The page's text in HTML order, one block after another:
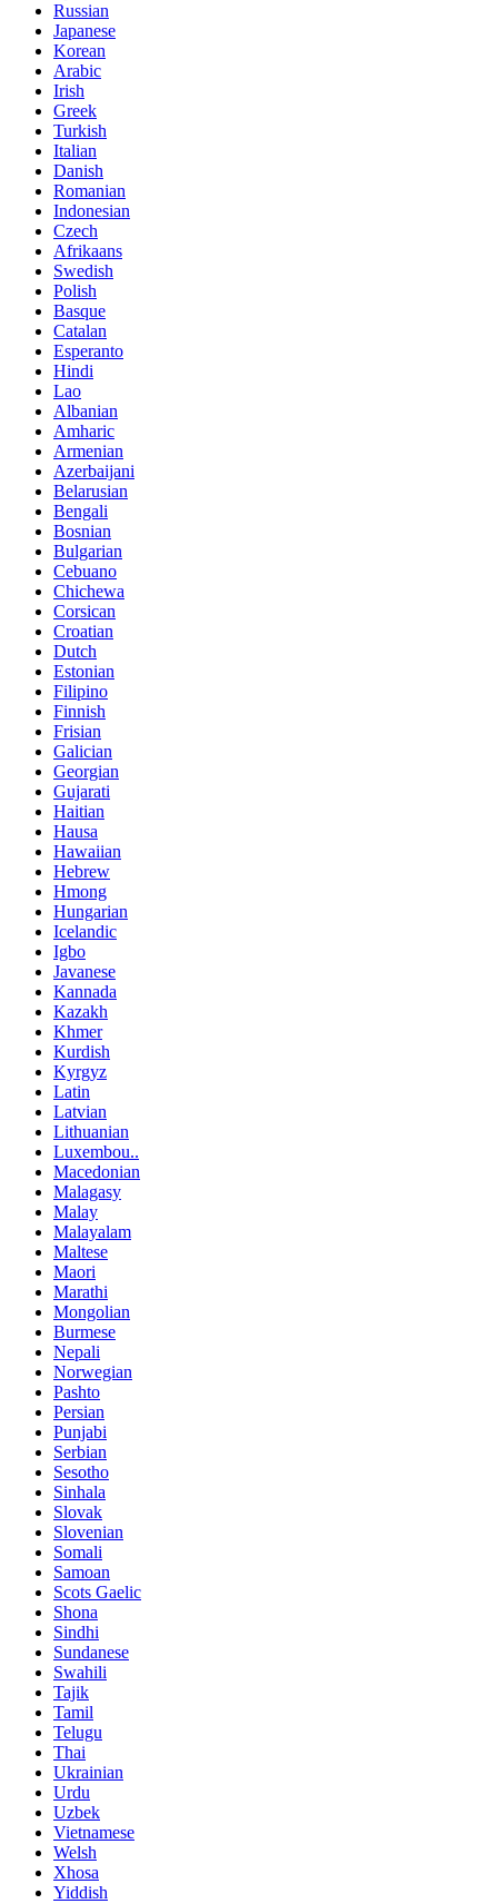
Russian
Japanese
Korean
Arabic
Irish
Greek
Turkish
Italian
Danish
Romanian
Indonesian
Czech
Afrikaans
Swedish
Polish
Basque
Catalan
Esperanto
Hindi
Lao
Albanian
Amharic
Armenian
Azerbaijani
Belarusian
Bengali
Bosnian
Bulgarian
Cebuano
Chichewa
Corsican
Croatian
Dutch
Estonian
Filipino
Finnish
Frisian
Galician
Georgian
Gujarati
Haitian
Hausa
Hawaiian
Hebrew
Hmong
Hungarian
Icelandic
Igbo
Javanese
Kannada
Kazakh
Khmer
Kurdish
Kyrgyz
Latin
Latvian
Lithuanian
Luxembou..
Macedonian
Malagasy
Malay
Malayalam
Maltese
Maori
Marathi
Mongolian
Burmese
Nepali
Norwegian
Pashto
Persian
Punjabi
Serbian
Sesotho
Sinhala
Slovak
Slovenian
Somali
Samoan
Scots Gaelic
Shona
Sindhi
Sundanese
Swahili
Tajik
Tamil
Telugu
Thai
Ukrainian
Urdu
Uzbek
Vietnamese
Welsh
Xhosa
Yiddish